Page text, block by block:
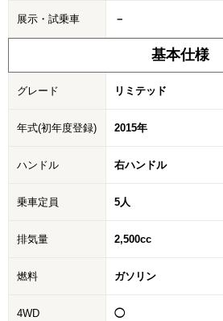
展示・試乗車 －
基本仕様
グレード リミテッド
年式(初年度登録) 2015年
ハンドル 右ハンドル
乗車定員 5人
排気量 2,500cc
燃料 ガソリン
4WD ◯